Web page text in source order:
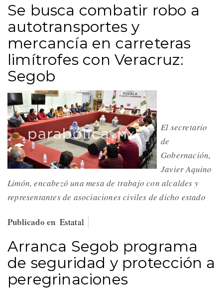
Se busca combatir robo a
autotransportes y
mercancía en carreteras
limítrofes con Veracruz:
Segob
El secretario
de
Gobernación,
Javier Aquino
Limón, encabezó una mesa de trabajo con alcaldes y
representantes de asociaciones civiles de dicho estado
Publicado en Estatal
Arranca Segob programa
de seguridad y protección a
peregrinaciones